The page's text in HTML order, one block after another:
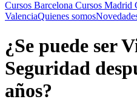
Cursos Barcelona Cursos Madrid
ValenciaQuienes somos
¿Se puede ser
Seguridad
años?